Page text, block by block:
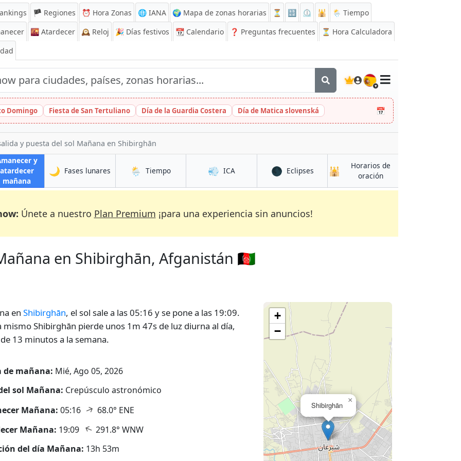
🏴 Regiones ⏰ Hora Zonas 🌐 IANA 🌍 Mapa de zonas horarias ⏳ 🔡 ⏲️ 🕌
🌦️ Tiempo
🌇 Atardecer 🕰️ Reloj 🎉 Días festivos 📆 Calendario ❓ Preguntas frecuentes
⏳ Hora Calculadora
🇪🇸
Domingo Fiesta de San Tertuliano Día de la Guardia Costera Día de Matica slovenská 📅
y puesta del sol Mañana en Shibirghān
y
atardecer
mañanaen Shibirghān
🌙 Fases lunares en Shibirghān
🌦️ Tiempoen Shibirghān
💨 ICAen Shibirghān
🌑 Eclipsesen Shibirghān
🕌
Horarios de
oraciónen Shibirghān
Únete a nuestro Plan Premium ¡para una experiencia sin anuncios!
en Shibirghān, Afganistán 🇦🇫
en Shibirghān, el sol sale a las 05:16 y se pone a las 19:09.
mismo Shibirghān pierde unos 1m 47s de luz diurna al día,
13 minutos a la semana.
de mañana: Mié, Ago 05, 2026
sol Mañana: Crepúsculo astronómico
Mañana: 05:16 ↑ 68.0° ENE
Mañana: 19:09 ↑ 291.8° WNW
del día Mañana: 13h 53m
Shibirghān
×
+
−